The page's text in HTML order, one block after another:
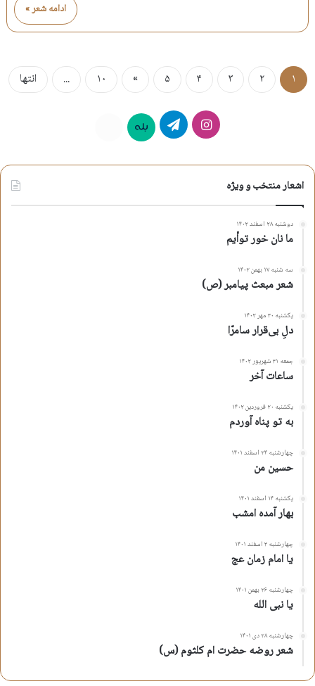
ادامه شعر »
۱ ۲ ۳ ۴ ۵ » ۱۰ ... انتها
اینستاگرامتلگرام بله
اشعار منتخب و ویژه
دوشنبه ۲۸ اسفند ۱۴۰۲
ما نان خور توأیم
سه شنبه ۱۷ بهمن ۱۴۰۲
شعر مبعث پیامبر (ص)
یکشنبه ۳۰ مهر ۱۴۰۲
دلِ بی‌قرار سامرّا
جمعه ۳۱ شهریور ۱۴۰۲
ساعات آخر
یکشنبه ۲۰ فروردین ۱۴۰۲
به تو پناه آوردم
چهارشنبه ۲۴ اسفند ۱۴۰۱
حسین من
یکشنبه ۱۴ اسفند ۱۴۰۱
بهار آمده امشب
چهارشنبه ۳ اسفند ۱۴۰۱
یا امام زمان عج
چهارشنبه ۲۶ بهمن ۱۴۰۱
یا نبی الله
چهارشنبه ۲۸ دی ۱۴۰۱
شعر روضه حضرت ام کلثوم (س)